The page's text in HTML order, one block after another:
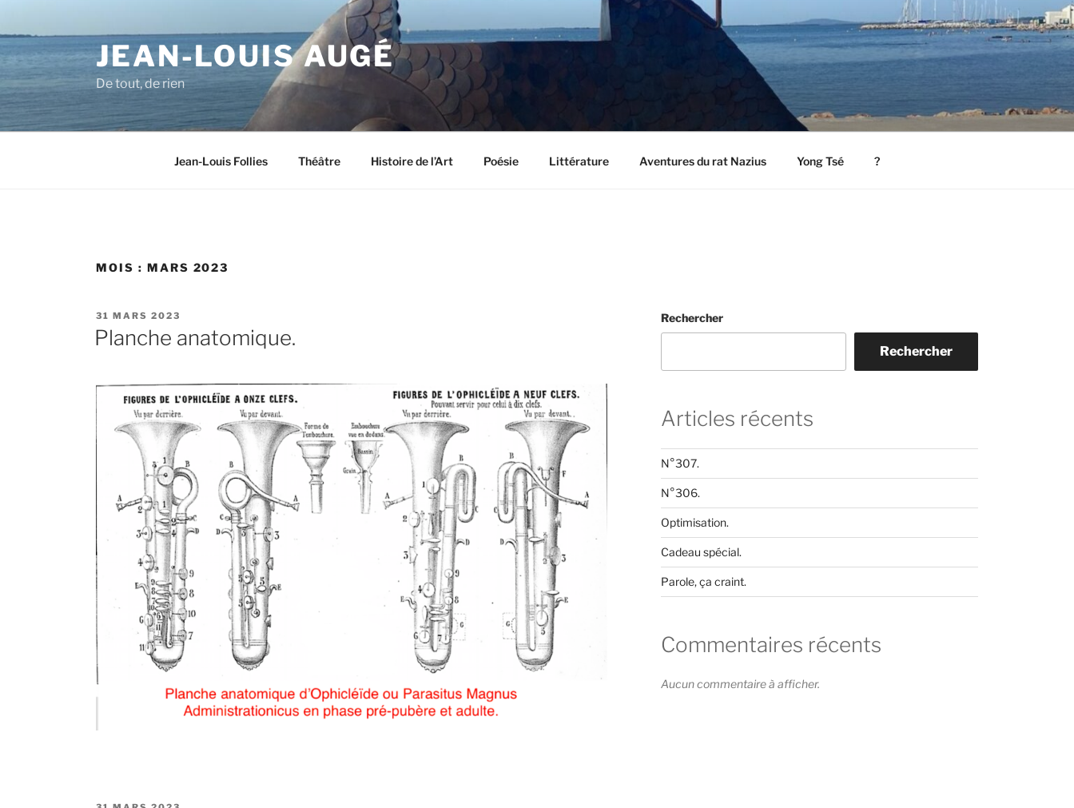
contenu
principal
JEAN-LOUIS AUGÉ
De tout, de rien
Jean-Louis Follies Théâtre Histoire de l’Art Poésie Littérature Aventures du rat Nazius Yong Tsé ?
MOIS : MARS 2023
PUBLIÉ
LE
31 MARS 2023
Planche anatomique.
Rechercher
Rechercher
Articles récents
N°307.
N°306.
Optimisation.
Cadeau spécial.
Parole, ça craint.
Commentaires récents
Aucun commentaire à afficher.